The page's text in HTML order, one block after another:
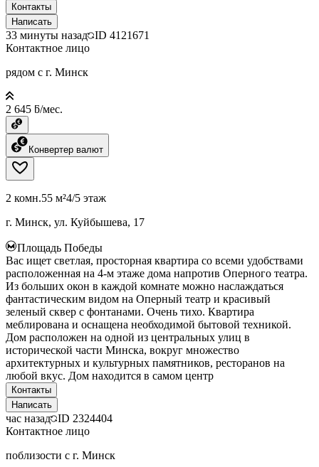
Контакты
Написать
33 минуты назад ID 4121671
Контактное лицо
рядом с г. Минск
2 645 ƃ/мес.
Конвертер валют
2 комн.55 м²4/5 этаж
г. Минск, ул. Куйбышева, 17
Площадь Победы
Вас ищет светлая, просторная квартира со всеми удобствами
расположенная на 4-м этаже дома напротив Оперного театра.
Из больших окон в каждой комнате можно наслаждаться
фантастическим видом на Оперный театр и красивый
зеленый сквер с фонтанами. Очень тихо. Квартира
меблирована и оснащена необходимой бытовой техникой.
Дом расположен на одной из центральных улиц в
исторической части Минска, вокруг множество
архитектурных и культурных памятников, ресторанов на
любой вкус. Дом находится в самом центр
Контакты
Написать
час назад ID 2324404
Контактное лицо
поблизости с г. Минск